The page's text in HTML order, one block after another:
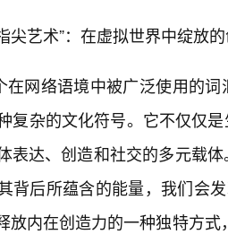
尖艺术”：在虚拟世界中绽放
在网络语境中被广泛使用的
复杂的文化符号。它不仅仅
表达、创造和社交的多元载
背后所蕴含的能量，我们会
放内在创造力的一种独特方